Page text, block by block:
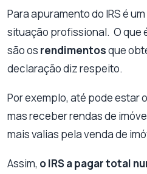
Para apuramento do IRS é
situação profissional. O que
são os rendimentosque
declaração diz respeito.
Por exemplo, até pode estar
mas receber rendas de
mais valias pela venda de
Assim, o IRS a pagar total